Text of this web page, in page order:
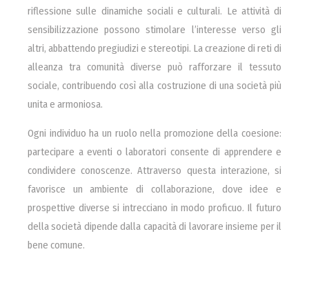
riflessione sulle dinamiche sociali e culturali. Le attività di
sensibilizzazione possono stimolare l’interesse verso gli
altri, abbattendo pregiudizi e stereotipi. La creazione di reti di
alleanza tra comunità diverse può rafforzare il tessuto
sociale, contribuendo così alla costruzione di una società più
unita e armoniosa.
Ogni individuo ha un ruolo nella promozione della coesione:
partecipare a eventi o laboratori consente di apprendere e
condividere conoscenze. Attraverso questa interazione, si
favorisce un ambiente di collaborazione, dove idee e
prospettive diverse si intrecciano in modo proficuo. Il futuro
della società dipende dalla capacità di lavorare insieme per il
bene comune.